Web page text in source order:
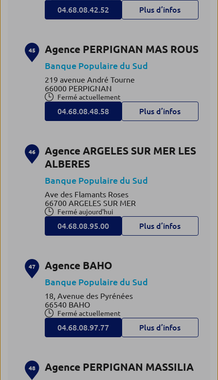
04.68.08.42.52 Plus d’infos
45 Agence PERPIGNAN MAS ROUS
Banque Populaire du Sud
219 avenue André Tourne
66000 PERPIGNAN
Fermé actuellement
04.68.08.48.58 Plus d’infos
46
Agence ARGELES SUR MER LES
ALBERES
Banque Populaire du Sud
Ave des Flamants Roses
66700 ARGELES SUR MER
Fermé aujourd'hui
04.68.08.95.00 Plus d’infos
47 Agence BAHO
Banque Populaire du Sud
18, Avenue des Pyrénées
66540 BAHO
Fermé actuellement
04.68.08.97.77 Plus d’infos
48 Agence PERPIGNAN MASSILIA